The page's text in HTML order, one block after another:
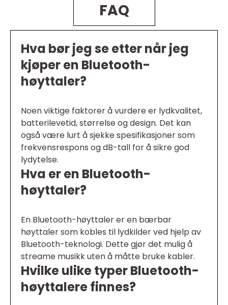
FAQ
Hva bør jeg se etter når jeg
kjøper en Bluetooth-
høyttaler?
Noen viktige faktorer å vurdere er lydkvalitet,
batterilevetid, størrelse og design. Det kan
også være lurt å sjekke spesifikasjoner som
frekvensrespons og dB-tall for å sikre god
lydytelse.
Hva er en Bluetooth-
høyttaler?
En Bluetooth-høyttaler er en bærbar
høyttaler som kobles til lydkilder ved hjelp av
Bluetooth-teknologi. Dette gjør det mulig å
streame musikk uten å måtte bruke kabler.
Hvilke ulike typer Bluetooth-
høyttalere finnes?